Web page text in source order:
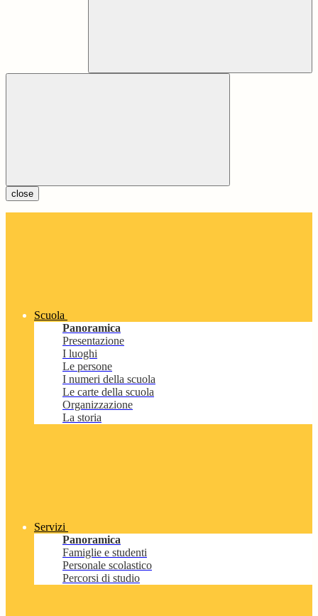
close
Scuola
Panoramica
Presentazione
I luoghi
Le persone
I numeri della scuola
Le carte della scuola
Organizzazione
La storia
Servizi
Panoramica
Famiglie e studenti
Personale scolastico
Percorsi di studio